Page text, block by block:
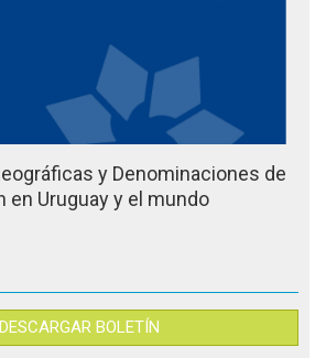
y Denominaciones de
en Uruguay y el mundo
DESCARGAR BOLETÍN